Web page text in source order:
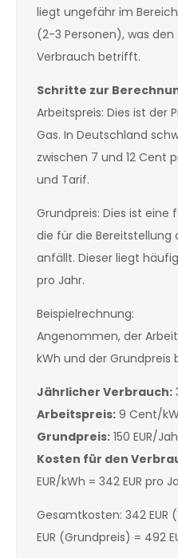
liegt ungefähr im
(2-3 Personen), was
Verbrauch betrifft.
Schritte zur
Arbeitspreis: Dies ist der
Gas. In Deutschland
zwischen 7 und 12 Cent
und Tarif.
Grundpreis: Dies ist
die für die Bereitstellung
anfällt. Dieser liegt häufig
pro Jahr.
Beispielrechnung:
Angenommen, der
kWh und der Grundpreis
Jährlicher Verbrauch:
Arbeitspreis: 9 Cent/
Grundpreis: 150 EUR/
Kosten für den
EUR/kWh = 342 EUR pro
Gesamtkosten: 342 EUR
EUR (Grundpreis) = 492